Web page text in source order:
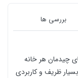
بررسی ها
چیدمان هر خانه
دارای طراحی بسیار ظریف و کاربردی